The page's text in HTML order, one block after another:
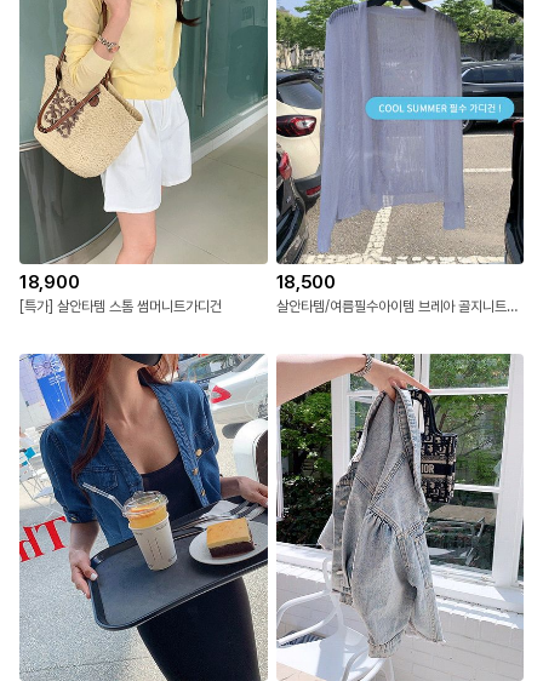
18,900
[특가] 살안타템 스톰 썸머니트가디건
18,500
살안타템/여름필수아이템 브레아 골지니트가디건